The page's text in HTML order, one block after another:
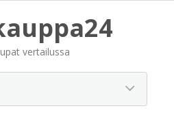
vertailussa